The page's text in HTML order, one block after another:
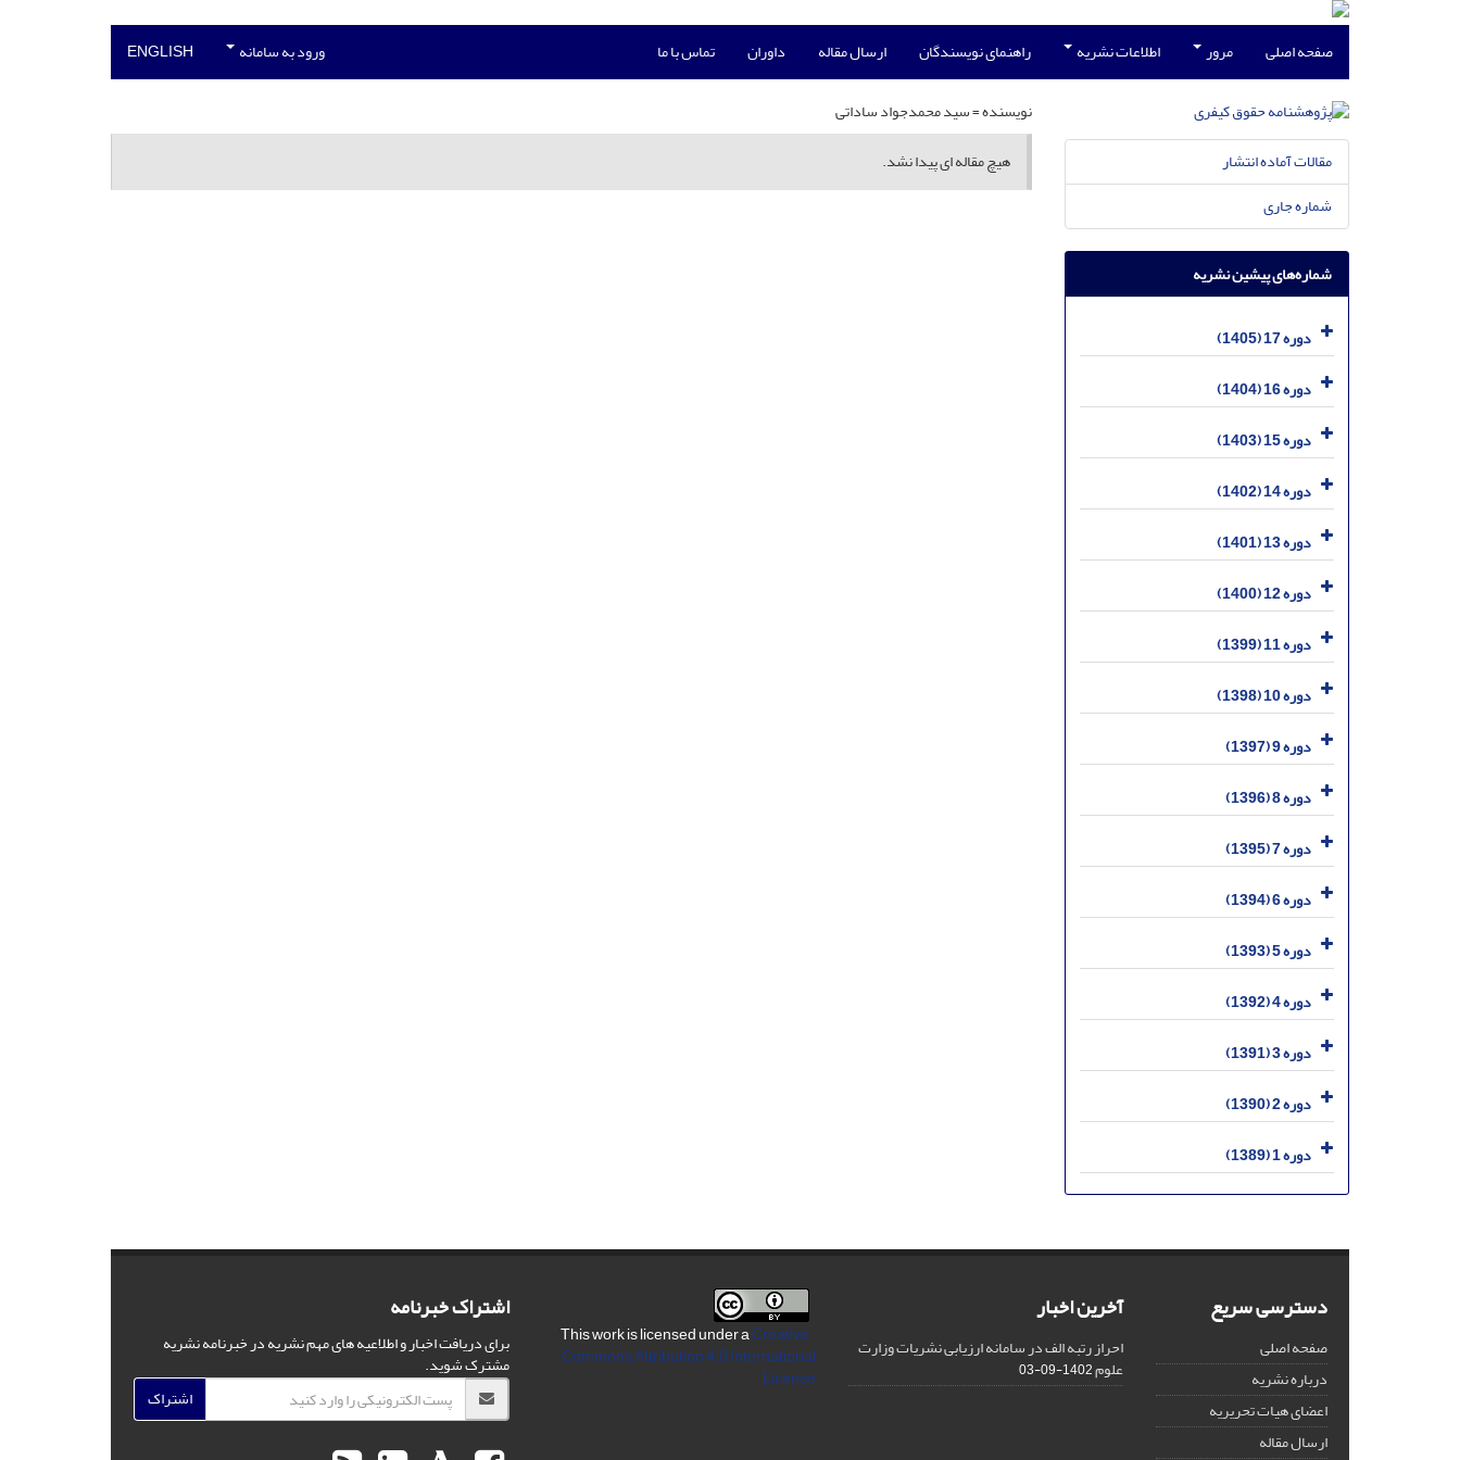
صفحه اصلی مرور اطلاعات نشریه راهنمای نویسندگان ارسال مقاله داوران تماس با ما ورود به سامانه ENGLISH
نویسنده =سید محمدجواد ساداتی
هیچ مقاله ای پیدا نشد.
مقالات آماده انتشار
شماره جاری
شماره‌های پیشین نشریه
دوره 17 (1405)
دوره 16 (1404)
دوره 15 (1403)
دوره 14 (1402)
دوره 13 (1401)
دوره 12 (1400)
دوره 11 (1399)
دوره 10 (1398)
دوره 9 (1397)
دوره 8 (1396)
دوره 7 (1395)
دوره 6 (1394)
دوره 5 (1393)
دوره 4 (1392)
دوره 3 (1391)
دوره 2 (1390)
دوره 1 (1389)
دسترسی سریع
صفحه اصلی
درباره نشریه
اعضای هیات تحریریه
ارسال مقاله
آخرین اخبار
احراز رتبه الف در سامانه ارزیابی نشریات وزارت
علوم1402-09-03
Creative
Commons Attribution 4.0 International
License
اشتراک خبرنامه
برای دریافت اخبار و اطلاعیه های مهم نشریه در خبرنامه نشریه
مشترک شوید.
اشتراک